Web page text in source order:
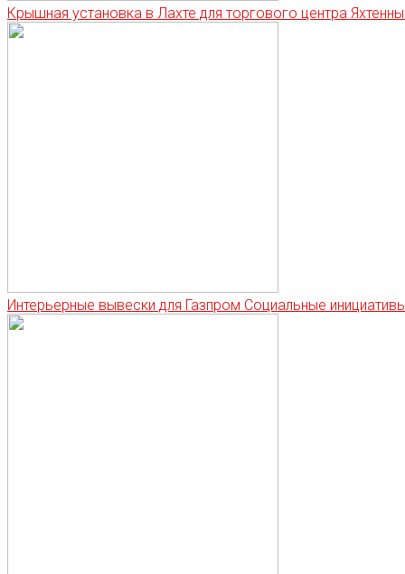
Крышная установка в Лахте для торгового центра
Интерьерные вывески для Газпром Социальные